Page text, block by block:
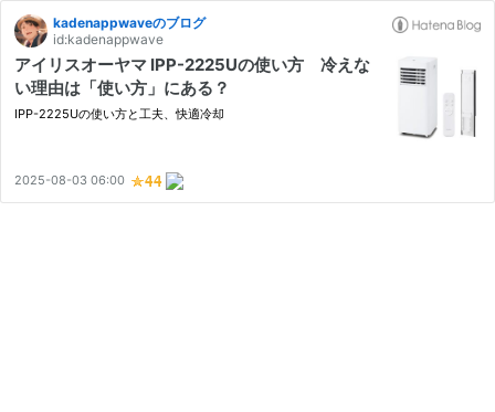
kadenappwaveのブログ
id:kadenappwave
アイリスオーヤマ IPP-2225Uの使い方 冷えな
い理由は「使い方」にある？
IPP-2225Uの使い方と工夫、快適冷却
2025-08-03 06:00